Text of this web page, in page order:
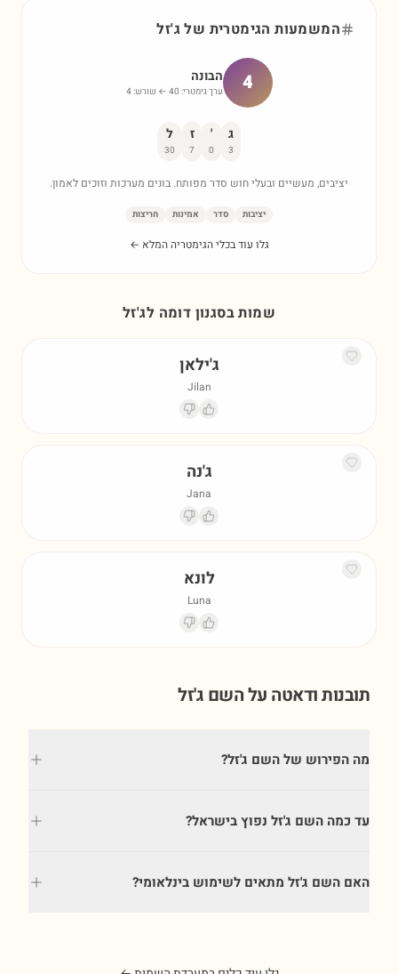
המשמעות הגימטרית שלג'זל
4 הבונה
ערך גימטרי: 40 ← שורש: 4
ג
3
'
0
ז
7
ל
30
יציבים, מעשיים ובעלי חוש סדר מפותח. בונים מערכות וזוכים לאמון.
יציבות סדר אמינות חריצות
גלו עוד בכלי הגימטריה המלא ←
שמות בסגנון דומה לג'זל
ג'ילאן
Jilan
ג'נה
Jana
לונא
Luna
תובנות ודאטה על השם ג'זל
מה הפירוש של השם ג'זל?
עד כמה השם ג'זל נפוץ בישראל?
האם השם ג'זל מתאים לשימוש בינלאומי?